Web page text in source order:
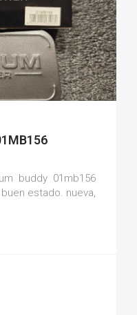
buddy 01mb156
estado. nueva,